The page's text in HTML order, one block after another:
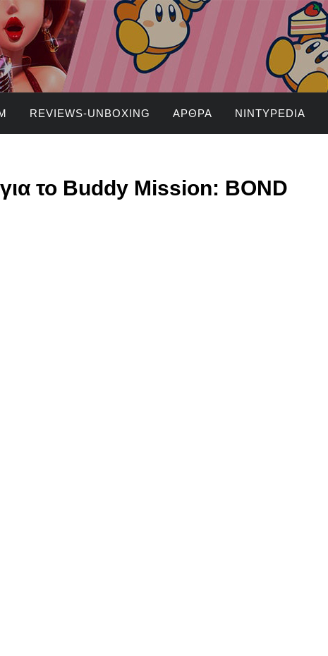
REVIEWS-UNBOXING ΆΡΘΡΑ NINTYPEDIA
το Buddy Mission: BOND